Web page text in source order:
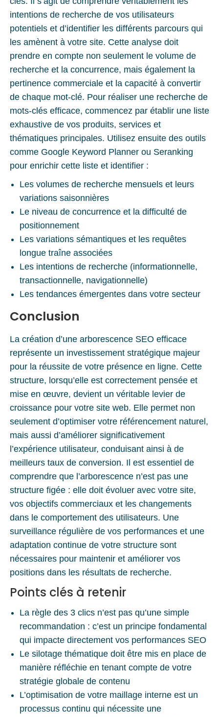
intentions de recherche de vos utilisateurs
potentiels et d’identifier les différents parcours qui
les amènent à votre site. Cette analyse doit
prendre en compte non seulement le volume de
recherche et la concurrence, mais également la
pertinence commerciale et la capacité à convertir
de chaque mot-clé. Pour réaliser une recherche de
mots-clés efficace, commencez par établir une liste
exhaustive de vos produits, services et
thématiques principales. Utilisez ensuite des outils
comme Google Keyword Planner ou Seranking
pour enrichir cette liste et identifier :
Les volumes de recherche mensuels et leurs
variations saisonnières
Le niveau de concurrence et la difficulté de
positionnement
Les variations sémantiques et les requêtes
longue traîne associées
Les intentions de recherche (informationnelle,
transactionnelle, navigationnelle)
Les tendances émergentes dans votre secteur
Conclusion
La création d’une arborescence SEO efficace
représente un investissement stratégique majeur
pour la réussite de votre présence en ligne. Cette
structure, lorsqu’elle est correctement pensée et
mise en œuvre, devient un véritable levier de
croissance pour votre site web. Elle permet non
seulement d’optimiser votre référencement naturel,
mais aussi d’améliorer significativement
l’expérience utilisateur, conduisant ainsi à de
meilleurs taux de conversion. Il est essentiel de
comprendre que l’arborescence n’est pas une
structure figée : elle doit évoluer avec votre site,
vos objectifs commerciaux et les changements
dans le comportement des utilisateurs. Une
surveillance régulière de vos performances et une
adaptation continue de votre structure sont
nécessaires pour maintenir et améliorer vos
positions dans les résultats de recherche.
Points clés à retenir
La règle des 3 clics n’est pas qu’une simple
recommandation : c’est un principe fondamental
qui impacte directement vos performances SEO
Le silotage thématique doit être mis en place de
manière réfléchie en tenant compte de votre
stratégie globale de contenu
L’optimisation de votre maillage interne est un
processus continu qui nécessite une